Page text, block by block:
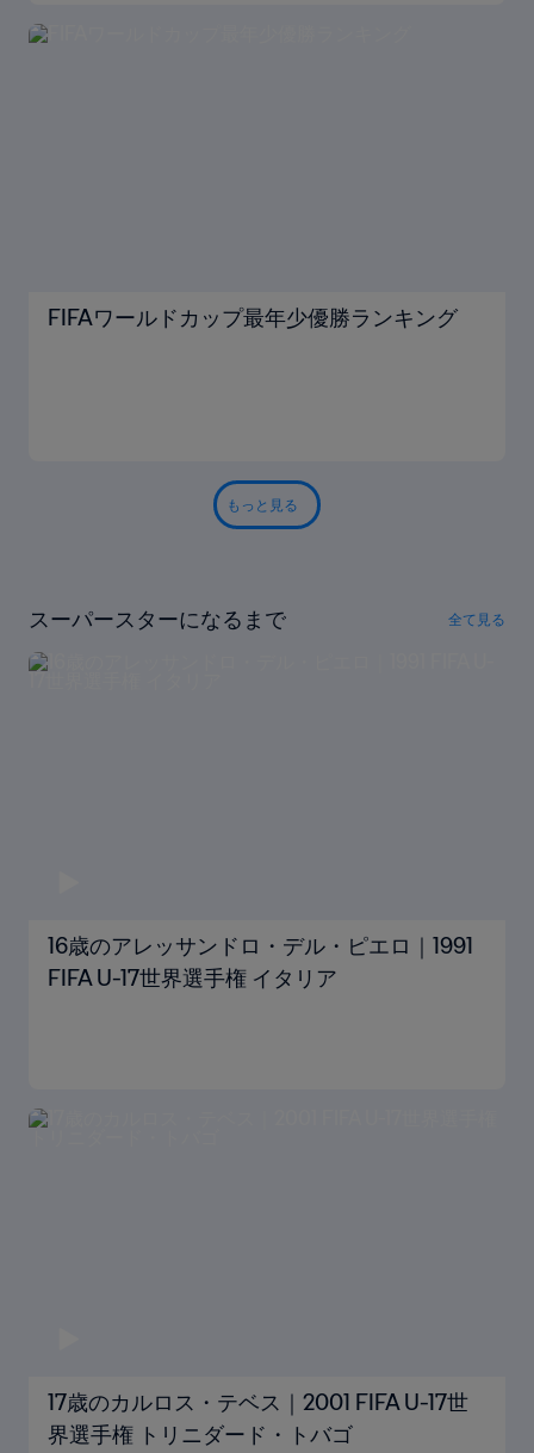
FIFAワールドカップ最年少優勝ランキング
もっと見る
スーパースターになるまで 全て見る
16歳のアレッサンドロ・デル・ピエロ｜1991
FIFA U-17世界選手権 イタリア
17歳のカルロス・テベス｜2001 FIFA U-17世
界選手権 トリニダード・トバゴ